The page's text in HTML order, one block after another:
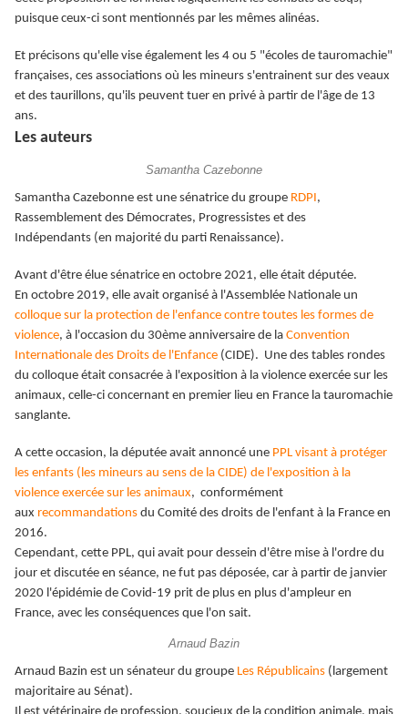
puisque ceux-ci sont mentionnés par les mêmes alinéas.
Et précisons qu'elle vise également les 4 ou 5 "écoles de tauromachie"
françaises, ces associations où les mineurs s'entrainent sur des veaux
et des taurillons, qu'ils peuvent tuer en privé à partir de l'âge de 13
ans.
Les auteurs
Samantha Cazebonne
Samantha Cazebonne est une sénatrice du groupe RDPI,
Rassemblement des Démocrates, Progressistes et des
Indépendants (en majorité du parti Renaissance).
Avant d'être élue sénatrice en octobre 2021, elle était députée.
En octobre 2019, elle avait organisé à l'Assemblée Nationale un
colloque sur la protection de l'enfance contre toutes les formes de
violence, à l'occasion du 30ème anniversaire de la Convention
Internationale des Droits de l'Enfance (CIDE). Une des tables rondes
du colloque était consacrée à l'exposition à la violence exercée sur les
animaux, celle-ci concernant en premier lieu en France la tauromachie
sanglante.
A cette occasion, la députée avait annoncé une PPL visant à protéger
les enfants (les mineurs au sens de la CIDE) de l'exposition à la
violence exercée sur les animaux, conformément
aux recommandations du Comité des droits de l'enfant à la France en
2016.
Cependant, cette PPL, qui avait pour dessein d'être mise à l'ordre du
jour et discutée en séance, ne fut pas déposée, car à partir de janvier
2020 l'épidémie de Covid-19 prit de plus en plus d'ampleur en
France, avec les conséquences que l'on sait.
Arnaud Bazin
Arnaud Bazin est un sénateur du groupe Les Républicains (largement
majoritaire au Sénat).